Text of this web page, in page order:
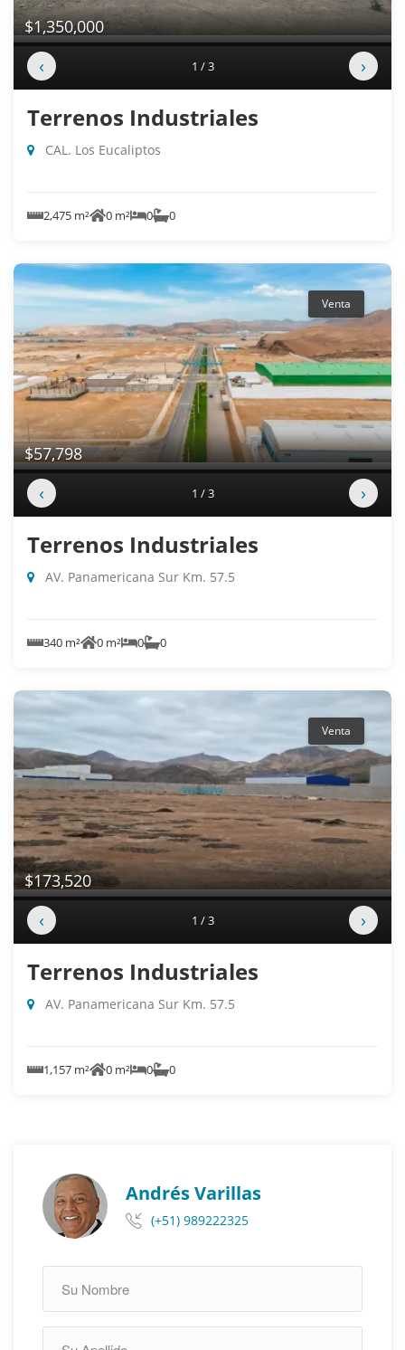
$1,350,000
‹ 1 / 3 ›
Terrenos Industriales
CAL. Los Eucaliptos
2,475 m² 0 m² 0 0
Venta
$57,798
‹ 1 / 3 ›
Terrenos Industriales
AV. Panamericana Sur Km. 57.5
340 m² 0 m² 0 0
Venta
$173,520
‹ 1 / 3 ›
Terrenos Industriales
AV. Panamericana Sur Km. 57.5
1,157 m² 0 m² 0 0
Andrés Varillas
(+51) 989222325